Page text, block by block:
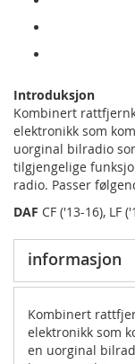
Introduksjon
Kombinert
elektronikk som
uorginal bilradio
tilgjengelige
radio. Passer
DAF CF ('13-16), LF
informasjon
Kombinert
elektronikk som
en uorginal